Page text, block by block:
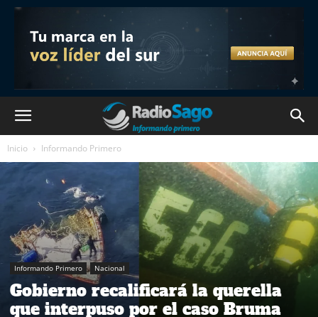
Inicio Informando Primero
Informando Primero Nacional
Gobierno recalificará la querella
que interpuso por el caso Bruma